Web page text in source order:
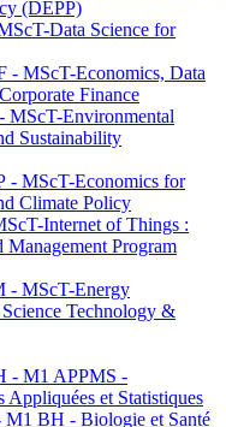
(DEPP)
Data Science for
- MScT-Economics, Data
Finance
MScT-Environmental
Sustainability
- MScT-Economics for
Climate Policy
Internet of Things :
Management Program
- MScT-Energy
Technology &
- M1 APPMS -
Appliquées et Statistiques
BH - Biologie et Santé